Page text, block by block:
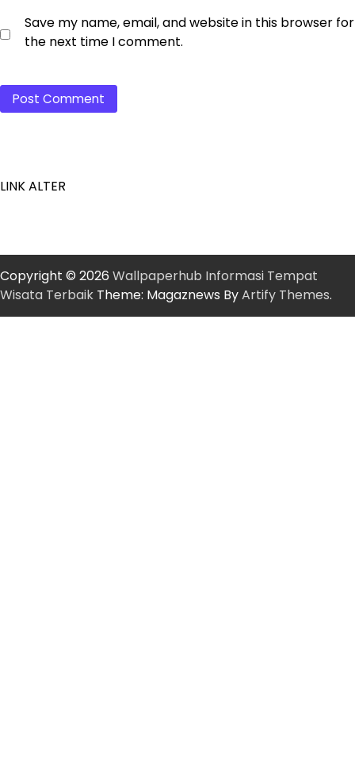
Save my name, email, and website in this browser for
the next time I comment.
LINK ALTER
Copyright © 2026 Wallpaperhub Informasi Tempat
Wisata Terbaik Theme: Magaznews ByArtify Themes.